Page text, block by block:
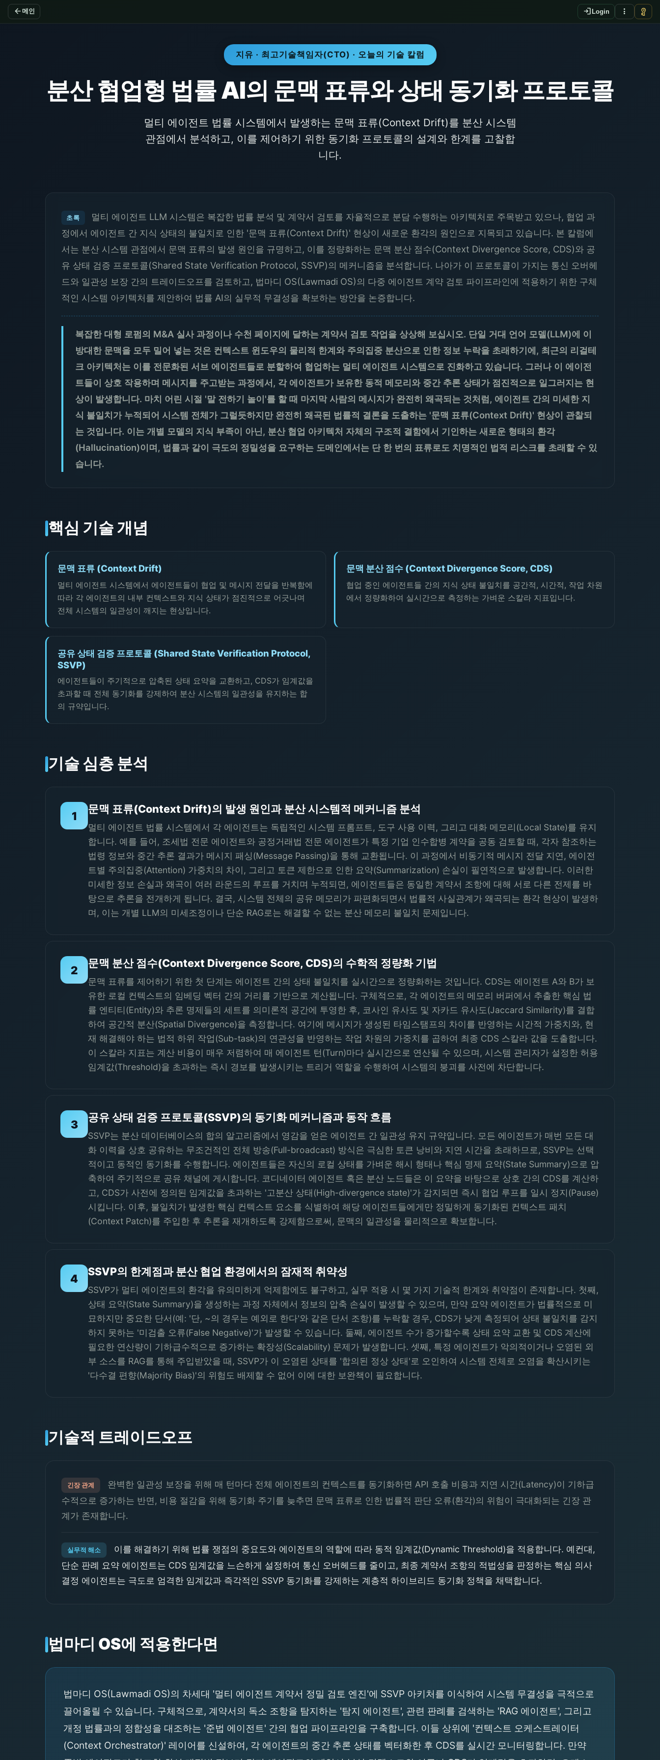
arrow_back 메인 login Login more_vert vpn_key
지유 · 최고기술책임자(CTO) · 오늘의 기술 칼럼
분산 협업형 법률 AI의 문맥 표류와 상태 동기화 프로토콜
멀티 에이전트 법률 시스템에서 발생하는 문맥 표류(Context Drift)를 분산 시스템
관점에서 분석하고, 이를 제어하기 위한 동기화 프로토콜의 설계와 한계를 고찰합
니다.
초록
멀티 에이전트 LLM 시스템은 복잡한 법률 분석 및 계약서 검토를 자율적으로 분담 수행하는 아키텍처로 주목받고 있으나, 협업 과
정에서 에이전트 간 지식 상태의 불일치로 인한 '문맥 표류(Context Drift)' 현상이 새로운 환각의 원인으로 지목되고 있습니다. 본 칼럼에
서는 분산 시스템 관점에서 문맥 표류의 발생 원인을 규명하고, 이를 정량화하는 문맥 분산 점수(Context Divergence Score, CDS)와 공
유 상태 검증 프로토콜(Shared State Verification Protocol, SSVP)의 메커니즘을 분석합니다. 나아가 이 프로토콜이 가지는 통신 오버헤
드와 일관성 보장 간의 트레이드오프를 검토하고, 법마디 OS(Lawmadi OS)의 다중 에이전트 계약 검토 파이프라인에 적용하기 위한 구체
적인 시스템 아키텍처를 제안하여 법률 AI의 실무적 무결성을 확보하는 방안을 논증합니다.
복잡한 대형 로펌의 M&A 실사 과정이나 수천 페이지에 달하는 계약서 검토 작업을 상상해 보십시오. 단일 거대 언어 모델(LLM)에 이
방대한 문맥을 모두 밀어 넣는 것은 컨텍스트 윈도우의 물리적 한계와 주의집중 분산으로 인한 정보 누락을 초래하기에, 최근의 리걸테
크 아키텍처는 이를 전문화된 서브 에이전트들로 분할하여 협업하는 멀티 에이전트 시스템으로 진화하고 있습니다. 그러나 이 에이전
트들이 상호 작용하며 메시지를 주고받는 과정에서, 각 에이전트가 보유한 동적 메모리와 중간 추론 상태가 점진적으로 일그러지는 현
상이 발생합니다. 마치 어린 시절 '말 전하기 놀이'를 할 때 마지막 사람의 메시지가 완전히 왜곡되는 것처럼, 에이전트 간의 미세한 지
식 불일치가 누적되어 시스템 전체가 그럴듯하지만 완전히 왜곡된 법률적 결론을 도출하는 '문맥 표류(Context Drift)' 현상이 관찰되
는 것입니다. 이는 개별 모델의 지식 부족이 아닌, 분산 협업 아키텍처 자체의 구조적 결함에서 기인하는 새로운 형태의 환각
(Hallucination)이며, 법률과 같이 극도의 정밀성을 요구하는 도메인에서는 단 한 번의 표류로도 치명적인 법적 리스크를 초래할 수 있
습니다.
핵심 기술 개념
문맥 표류 (Context Drift)
멀티 에이전트 시스템에서 에이전트들이 협업 및 메시지 전달을 반복함에
따라 각 에이전트의 내부 컨텍스트와 지식 상태가 점진적으로 어긋나며
전체 시스템의 일관성이 깨지는 현상입니다.
문맥 분산 점수 (Context Divergence Score, CDS)
협업 중인 에이전트들 간의 지식 상태 불일치를 공간적, 시간적, 작업 차원
에서 정량화하여 실시간으로 측정하는 가벼운 스칼라 지표입니다.
공유 상태 검증 프로토콜 (Shared State Verification Protocol,
SSVP)
에이전트들이 주기적으로 압축된 상태 요약을 교환하고, CDS가 임계값을
초과할 때 전체 동기화를 강제하여 분산 시스템의 일관성을 유지하는 합
의 규약입니다.
기술 심층 분석
1
문맥 표류(Context Drift)의 발생 원인과 분산 시스템적 메커니즘 분석
멀티 에이전트 법률 시스템에서 각 에이전트는 독립적인 시스템 프롬프트, 도구 사용 이력, 그리고 대화 메모리(Local State)를 유지
합니다. 예를 들어, 조세법 전문 에이전트와 공정거래법 전문 에이전트가 특정 기업 인수합병 계약을 공동 검토할 때, 각자 참조하는
법령 정보와 중간 추론 결과가 메시지 패싱(Message Passing)을 통해 교환됩니다. 이 과정에서 비동기적 메시지 전달 지연, 에이전
트별 주의집중(Attention) 가중치의 차이, 그리고 토큰 제한으로 인한 요약(Summarization) 손실이 필연적으로 발생합니다. 이러한
미세한 정보 손실과 왜곡이 여러 라운드의 루프를 거치며 누적되면, 에이전트들은 동일한 계약서 조항에 대해 서로 다른 전제를 바
탕으로 추론을 전개하게 됩니다. 결국, 시스템 전체의 공유 메모리가 파편화되면서 법률적 사실관계가 왜곡되는 환각 현상이 발생하
며, 이는 개별 LLM의 미세조정이나 단순 RAG로는 해결할 수 없는 분산 메모리 불일치 문제입니다.
2
문맥 분산 점수(Context Divergence Score, CDS)의 수학적 정량화 기법
문맥 표류를 제어하기 위한 첫 단계는 에이전트 간의 상태 불일치를 실시간으로 정량화하는 것입니다. CDS는 에이전트 A와 B가 보
유한 로컬 컨텍스트의 임베딩 벡터 간의 거리를 기반으로 계산됩니다. 구체적으로, 각 에이전트의 메모리 버퍼에서 추출한 핵심 법
률 엔티티(Entity)와 추론 명제들의 세트를 의미론적 공간에 투영한 후, 코사인 유사도 및 자카드 유사도(Jaccard Similarity)를 결합
하여 공간적 분산(Spatial Divergence)을 측정합니다. 여기에 메시지가 생성된 타임스탬프의 차이를 반영하는 시간적 가중치와, 현
재 해결해야 하는 법적 하위 작업(Sub-task)의 연관성을 반영하는 작업 차원의 가중치를 곱하여 최종 CDS 스칼라 값을 도출합니다.
이 스칼라 지표는 계산 비용이 매우 저렴하여 매 에이전트 턴(Turn)마다 실시간으로 연산될 수 있으며, 시스템 관리자가 설정한 허용
임계값(Threshold)을 초과하는 즉시 경보를 발생시키는 트리거 역할을 수행하여 시스템의 붕괴를 사전에 차단합니다.
3
공유 상태 검증 프로토콜(SSVP)의 동기화 메커니즘과 동작 흐름
SSVP는 분산 데이터베이스의 합의 알고리즘에서 영감을 얻은 에이전트 간 일관성 유지 규약입니다. 모든 에이전트가 매번 모든 대
화 이력을 상호 공유하는 무조건적인 전체 방송(Full-broadcast) 방식은 극심한 토큰 낭비와 지연 시간을 초래하므로, SSVP는 선택
적이고 동적인 동기화를 수행합니다. 에이전트들은 자신의 로컬 상태를 가벼운 해시 형태나 핵심 명제 요약(State Summary)으로 압
축하여 주기적으로 공유 채널에 게시합니다. 코디네이터 에이전트 혹은 분산 노드들은 이 요약을 바탕으로 상호 간의 CDS를 계산하
고, CDS가 사전에 정의된 임계값을 초과하는 '고분산 상태(High-divergence state)'가 감지되면 즉시 협업 루프를 일시 정지(Pause)
시킵니다. 이후, 불일치가 발생한 핵심 컨텍스트 요소를 식별하여 해당 에이전트들에게만 정밀하게 동기화된 컨텍스트 패치
(Context Patch)를 주입한 후 추론을 재개하도록 강제함으로써, 문맥의 일관성을 물리적으로 확보합니다.
4
SSVP의 한계점과 분산 협업 환경에서의 잠재적 취약성
SSVP가 멀티 에이전트의 환각을 유의미하게 억제함에도 불구하고, 실무 적용 시 몇 가지 기술적 한계와 취약점이 존재합니다. 첫째,
상태 요약(State Summary)을 생성하는 과정 자체에서 정보의 압축 손실이 발생할 수 있으며, 만약 요약 에이전트가 법률적으로 미
묘하지만 중요한 단서(예: '단, ~의 경우는 예외로 한다'와 같은 단서 조항)를 누락할 경우, CDS가 낮게 측정되어 상태 불일치를 감지
하지 못하는 '미검출 오류(False Negative)'가 발생할 수 있습니다. 둘째, 에이전트 수가 증가할수록 상태 요약 교환 및 CDS 계산에
필요한 연산량이 기하급수적으로 증가하는 확장성(Scalability) 문제가 발생합니다. 셋째, 특정 에이전트가 악의적이거나 오염된 외
부 소스를 RAG를 통해 주입받았을 때, SSVP가 이 오염된 상태를 '합의된 정상 상태'로 오인하여 시스템 전체로 오염을 확산시키는
'다수결 편향(Majority Bias)'의 위험도 배제할 수 없어 이에 대한 보완책이 필요합니다.
기술적 트레이드오프
긴장 관계
완벽한 일관성 보장을 위해 매 턴마다 전체 에이전트의 컨텍스트를 동기화하면 API 호출 비용과 지연 시간(Latency)이 기하급
수적으로 증가하는 반면, 비용 절감을 위해 동기화 주기를 늦추면 문맥 표류로 인한 법률적 판단 오류(환각)의 위험이 극대화되는 긴장 관
계가 존재합니다.
실무적 해소
이를 해결하기 위해 법률 쟁점의 중요도와 에이전트의 역할에 따라 동적 임계값(Dynamic Threshold)을 적용합니다. 예컨대,
단순 판례 요약 에이전트는 CDS 임계값을 느슨하게 설정하여 통신 오버헤드를 줄이고, 최종 계약서 조항의 적법성을 판정하는 핵심 의사
결정 에이전트는 극도로 엄격한 임계값과 즉각적인 SSVP 동기화를 강제하는 계층적 하이브리드 동기화 정책을 채택합니다.
법마디 OS에 적용한다면
법마디 OS(Lawmadi OS)의 차세대 '멀티 에이전트 계약서 정밀 검토 엔진'에 SSVP 아키처를 이식하여 시스템 무결성을 극적으로
끌어올릴 수 있습니다. 구체적으로, 계약서의 독소 조항을 탐지하는 '탐지 에이전트', 관련 판례를 검색하는 'RAG 에이전트', 그리고
개정 법률과의 정합성을 대조하는 '준법 에이전트' 간의 협업 파이프라인을 구축합니다. 이들 상위에 '컨텍스트 오케스트레이터
(Context Orchestrator)' 레이어를 신설하여, 각 에이전트의 중간 추론 상태를 벡터화한 후 CDS를 실시간 모니터링합니다. 만약